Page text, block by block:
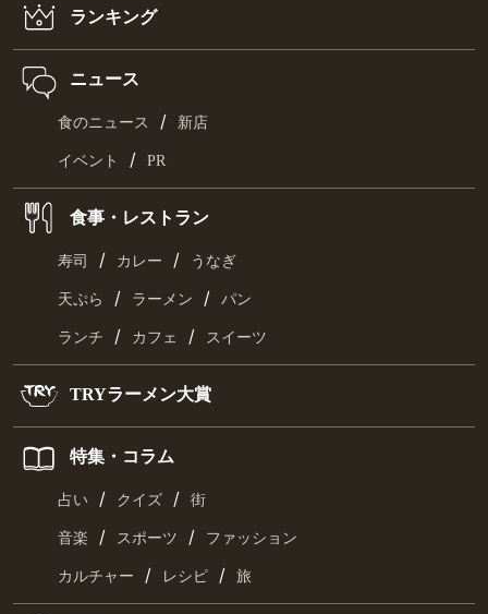
ランキング
ニュース
食のニュース / 新店
イベント / PR
食事・レストラン
寿司 / カレー / うなぎ
天ぷら / ラーメン / パン
ランチ / カフェ / スイーツ
TRYラーメン大賞
特集・コラム
占い / クイズ / 街
音楽 / スポーツ / ファッション
カルチャー / レシピ / 旅